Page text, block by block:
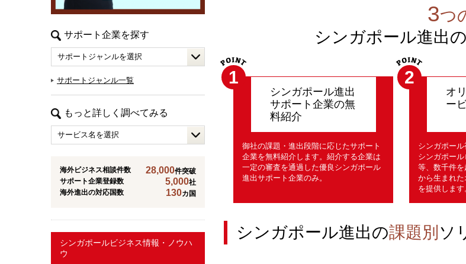
3つ
シンガポール進出
1
シンガポール進出
サポート企業の無
料紹介
御社の課題・進出段階に応じたサポート
企業を無料紹介します。紹介する企業は
一定の審査を通過した優良シンガポール
進出サポート企業のみ。
2
オ
ー
シンガポール
シンガポー
等、数千件
から生まれ
を提供します
シンガポール進出の課題別 ソ
サポート企業を探す
サポートジャンル一覧
もっと詳しく調べてみる
海外ビジネス相談件数 28,000件突破
サポート企業登録数
5,000社
海外進出の対応国数
130カ国
シンガポールビジネス情報・ノウハ
ウ